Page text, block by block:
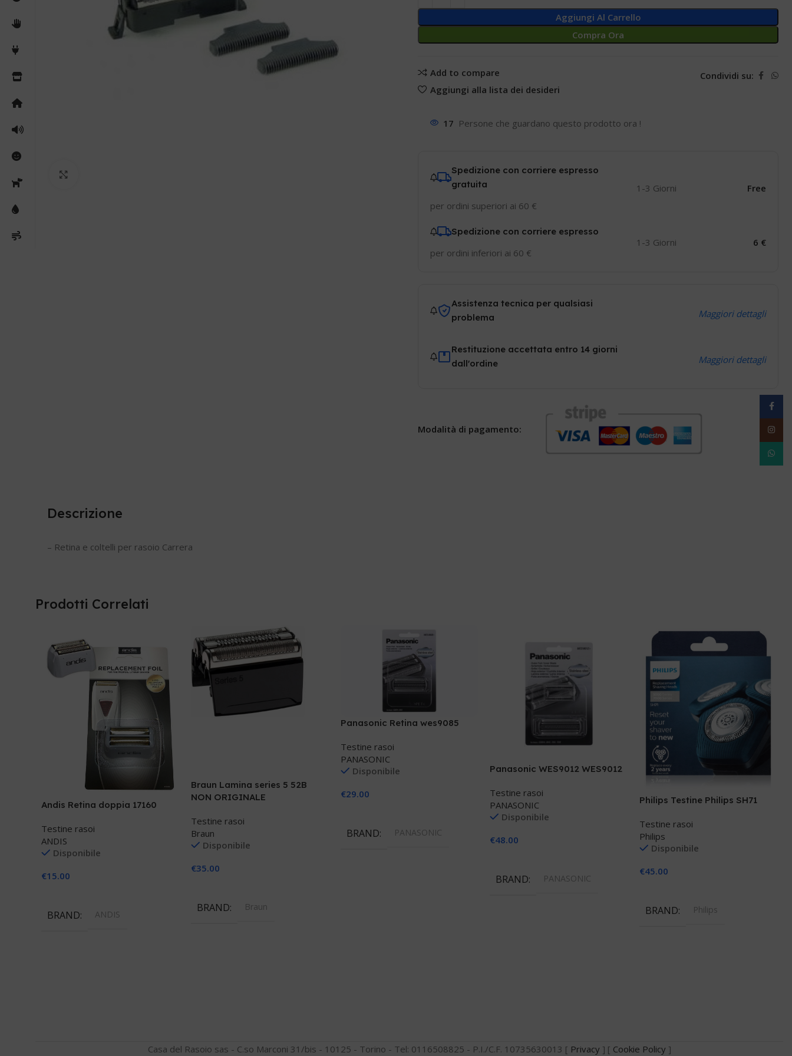
Aggiungi Al Carrello
Compra Ora
Add to compare
Aggiungi alla lista dei desideri
Condividi su:
17 Persone che guardano questo prodotto ora !
Spedizione con corriere espresso
gratuita
per ordini superiori ai 60 €
1-3 Giorni Free
Spedizione con corriere espresso
per ordini inferiori ai 60 €
1-3 Giorni 6 €
Assistenza tecnica per qualsiasi
problema
Maggiori dettagli
Restituzione accettata entro 14 giorni
dall'ordine
Maggiori dettagli
Modalità di pagamento:
Descrizione
– Retina e coltelli per rasoio Carrera
Prodotti Correlati
Andis Retina doppia 17160
Testine rasoi
ANDIS
Disponibile
€15.00
BRAND ANDIS
Braun Lamina series 5 52B
NON ORIGINALE
Testine rasoi
Braun
Disponibile
€35.00
BRAND Braun
Panasonic Retina wes9085
Testine rasoi
PANASONIC
Disponibile
€29.00
BRAND PANASONIC
Panasonic WES9012 WES9012
Testine rasoi
PANASONIC
Disponibile
€48.00
BRAND PANASONIC
Philips Testine Philips SH71
Testine rasoi
Philips
Disponibile
€45.00
BRAND Philips
Casa del Rasoio sas - C.so Marconi 31/bis - 10125 - Torino - Tel: 0116508825 - P.I./C.F. 10735630013 [ Privacy ] [ Cookie Policy ]